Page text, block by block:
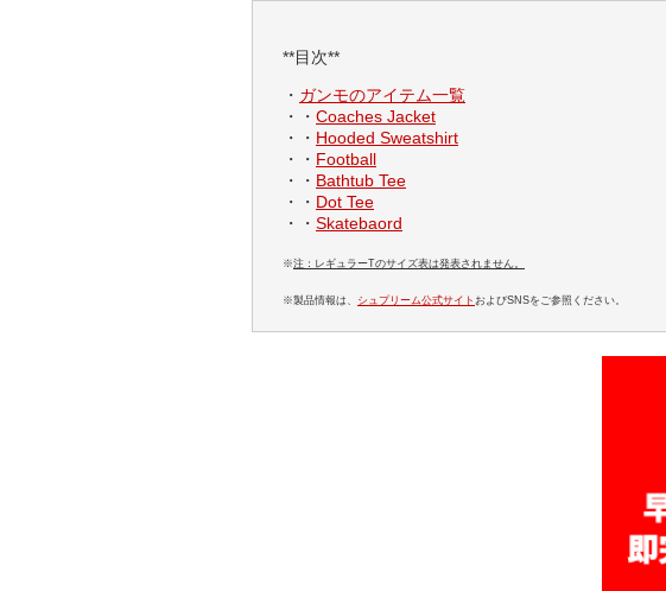
**目次**
・ ガンモのアイテム一覧
・・ Coaches Jacket
・・ Hooded Sweatshirt
・・ Football
・・ Bathtub Tee
・・ Dot Tee
・・ Skatebaord
※注：レギュラーTのサイズ表は発表されません。
※製品情報は、 シュプリーム公式サイト およびSNSをご参照ください。